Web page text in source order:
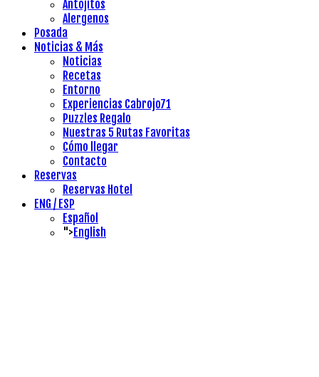
Antojitos
Alergenos
Posada
Noticias & Más
Noticias
Recetas
Entorno
Experiencias Cabrojo71
Puzzles Regalo
Nuestras 5 Rutas Favoritas
Cómo llegar
Contacto
Reservas
Reservas Hotel
ENG / ESP
Español
">English